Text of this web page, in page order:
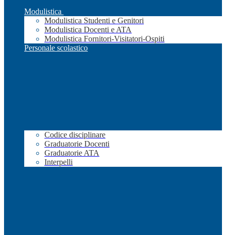
Modulistica
Modulistica Studenti e Genitori
Modulistica Docenti e ATA
Modulistica Fornitori-Visitatori-Ospiti
Personale scolastico
Codice disciplinare
Graduatorie Docenti
Graduatorie ATA
Interpelli